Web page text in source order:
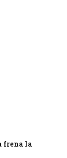
frena la